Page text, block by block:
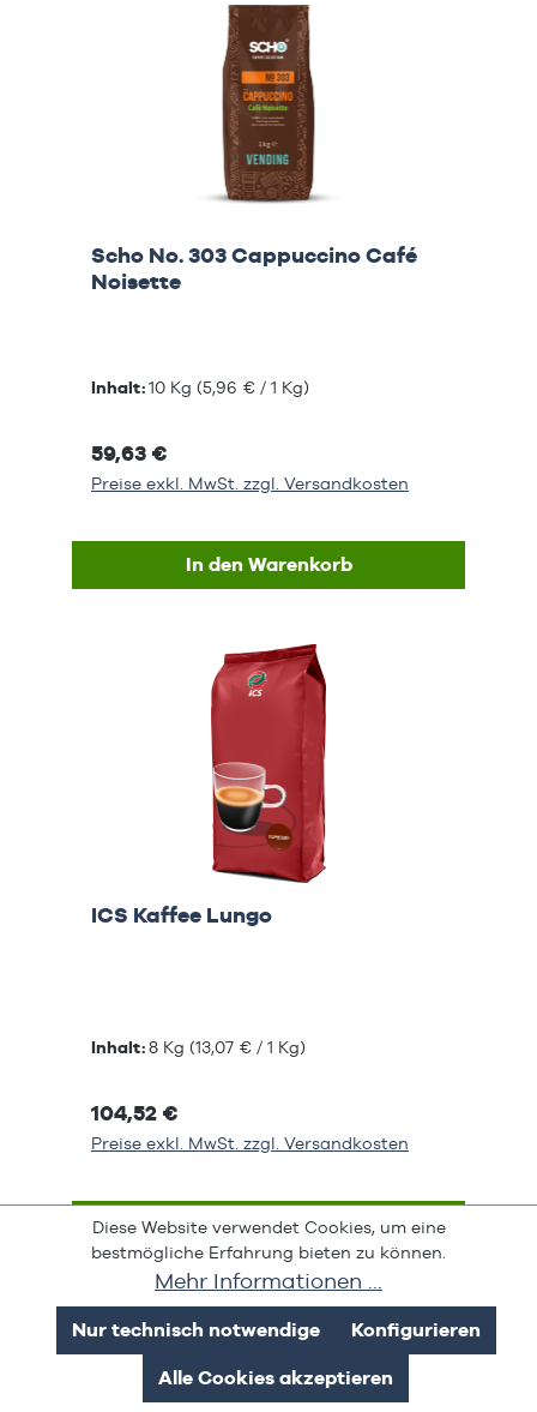
Scho No. 303 Cappuccino Café
Noisette
Inhalt:10 Kg (5,96 € / 1 Kg)
59,63 €
Preise exkl. MwSt. zzgl. Versandkosten
In den Warenkorb
ICS Kaffee Lungo
Inhalt:8 Kg (13,07 € / 1 Kg)
104,52 €
Preise exkl. MwSt. zzgl. Versandkosten
In den Warenkorb
Seite
1 Seite
2 Seite
3 Seite
4 Seite
5
Produktgalerie überspringen
Unsere Topping Testpakete
Diese Website verwendet Cookies, um eine
bestmögliche Erfahrung bieten zu können.
Mehr Informationen ...
Nur technisch notwendige Konfigurieren
Alle Cookies akzeptieren